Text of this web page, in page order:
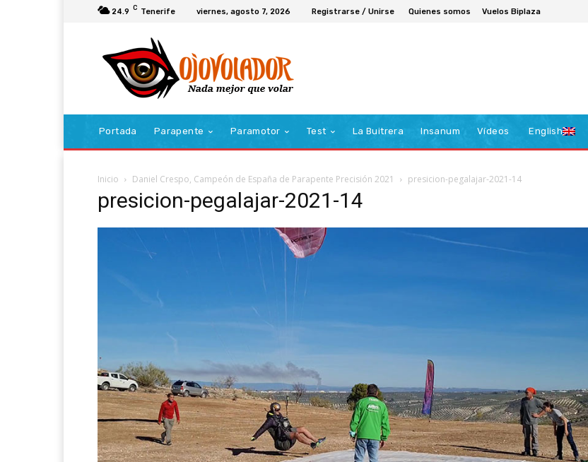
24.9 C Tenerife viernes, agosto 7, 2026 Registrarse / Unirse Quienes somos Vuelos Biplaza
Portada Parapente Paramotor Test La Buitrera Insanum Vídeos English
Inicio Daniel Crespo, Campeón de España de Parapente Precisión 2021 presicion-pegalajar-2021-14
presicion-pegalajar-2021-14